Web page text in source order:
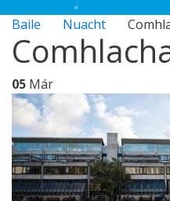
Baile Nuacht
05 Már